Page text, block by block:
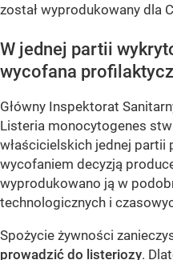
został wyprodukowany dla
W jednej partii
wycofana
Główny Inspektorat
Listeria monocytogenes
właścicielskich jednej partii
wycofaniem decyzją
wyprodukowano ją w
technologicznych i
Spożycie żywności
prowadzić do listeriozy.